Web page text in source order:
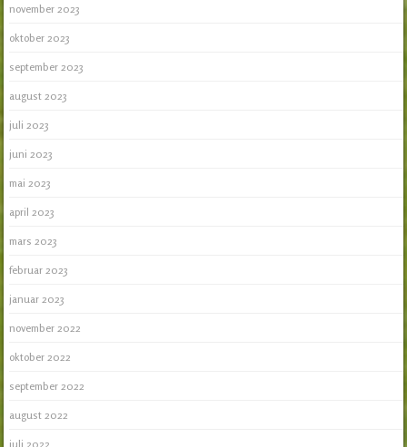
november 2023
oktober 2023
september 2023
august 2023
juli 2023
juni 2023
mai 2023
april 2023
mars 2023
februar 2023
januar 2023
november 2022
oktober 2022
september 2022
august 2022
juli 2022